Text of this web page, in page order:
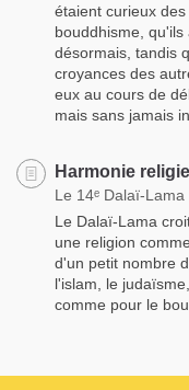
étaient curieux
bouddhisme,
désormais, tandis
croyances des
eux au cours de
mais sans jamais
Harmonie
Le 14ᵉ Dalaï-Lama
Le Dalaï-Lama
une religion
d'un petit nombre
l'islam, le
comme pour le